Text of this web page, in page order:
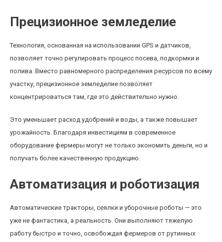
Прецизионное земледелие
Технология, основанная на использовании GPS и датчиков,
позволяет точно регулировать процесс посева, подкормки и
полива. Вместо равномерного распределения ресурсов по всему
участку, прецизионное земледелие позволяет
концентрироваться там, где это действительно нужно.
Это уменьшает расход удобрений и воды, а также повышает
урожайность. Благодаря инвестициям в современное
оборудование фермеры могут не только экономить деньги, но и
получать более качественную продукцию.
Автоматизация и роботизация
Автоматические тракторы, сеялки и уборочные роботы — это
уже не фантастика, а реальность. Они выполняют тяжелую
работу быстро и точно, освобождая фермеров от рутинных